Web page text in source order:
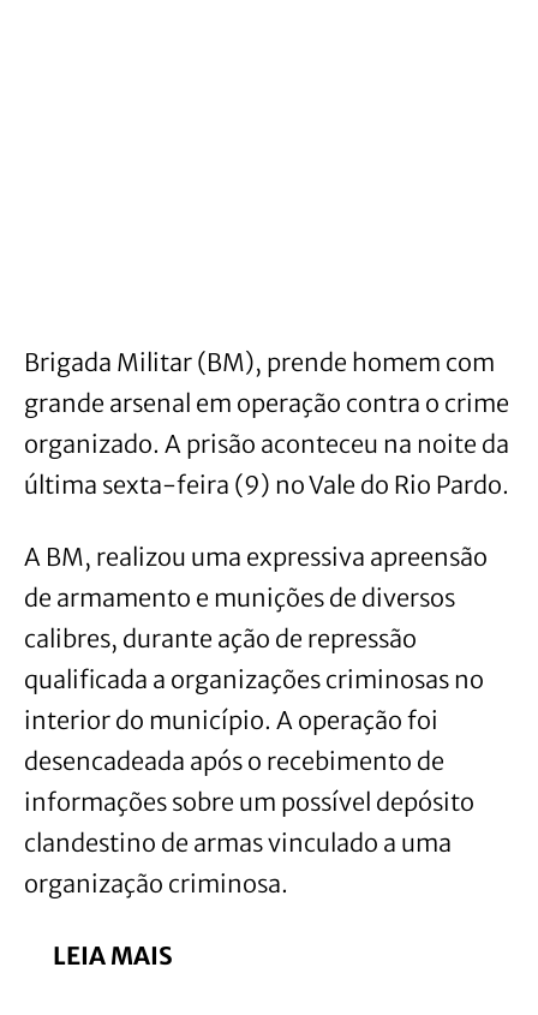
Brigada Militar (BM), prende homem com
grande arsenal em operação contra o crime
organizado. A prisão aconteceu na noite da
última sexta-feira (9) no Vale do Rio Pardo.
A BM, realizou uma expressiva apreensão
de armamento e munições de diversos
calibres, durante ação de repressão
qualificada a organizações criminosas no
interior do município. A operação foi
desencadeada após o recebimento de
informações sobre um possível depósito
clandestino de armas vinculado a uma
organização criminosa.
LEIA MAIS